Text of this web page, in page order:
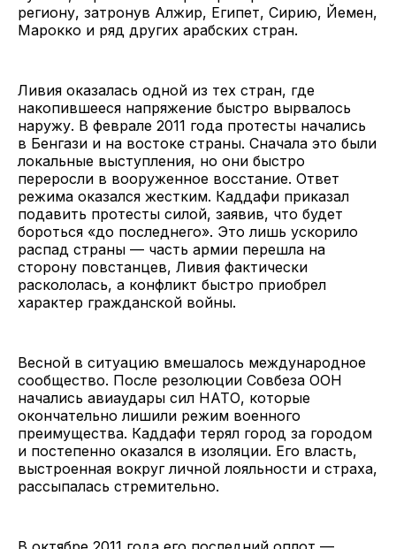
региону, затронув Алжир, Египет, Сирию, Йемен,
Марокко и ряд других арабских стран.
Ливия оказалась одной из тех стран, где
накопившееся напряжение быстро вырвалось
наружу. В феврале 2011 года протесты начались
в Бенгази и на востоке страны. Сначала это были
локальные выступления, но они быстро
переросли в вооруженное восстание. Ответ
режима оказался жестким. Каддафи приказал
подавить протесты силой, заявив, что будет
бороться «до последнего». Это лишь ускорило
распад страны — часть армии перешла на
сторону повстанцев, Ливия фактически
раскололась, а конфликт быстро приобрел
характер гражданской войны.
Весной в ситуацию вмешалось международное
сообщество. После резолюции Совбеза ООН
начались авиаудары сил НАТО, которые
окончательно лишили режим военного
преимущества. Каддафи терял город за городом
и постепенно оказался в изоляции. Его власть,
выстроенная вокруг личной лояльности и страха,
рассыпалась стремительно.